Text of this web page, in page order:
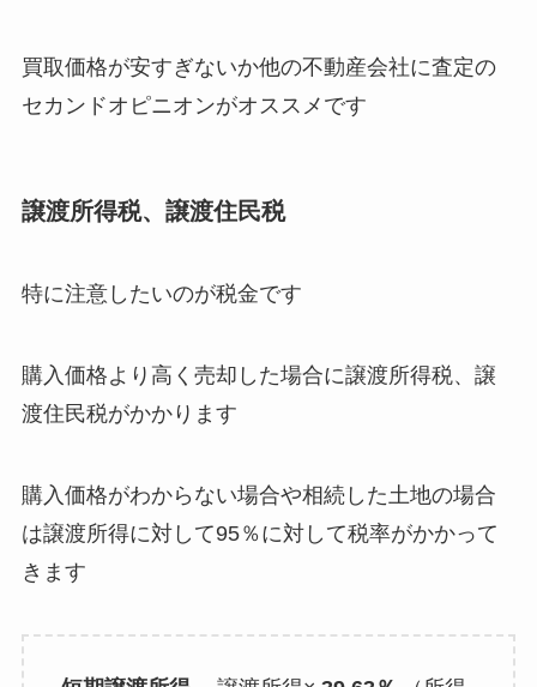
買取価格が安すぎないか他の不動産会社に査定の
セカンドオピニオンがオススメです
譲渡所得税、譲渡住民税
特に注意したいのが税金です
購入価格より高く売却した場合に譲渡所得税、譲
渡住民税がかかります
購入価格がわからない場合や相続した土地の場合
は譲渡所得に対して95％に対して税率がかかって
きます